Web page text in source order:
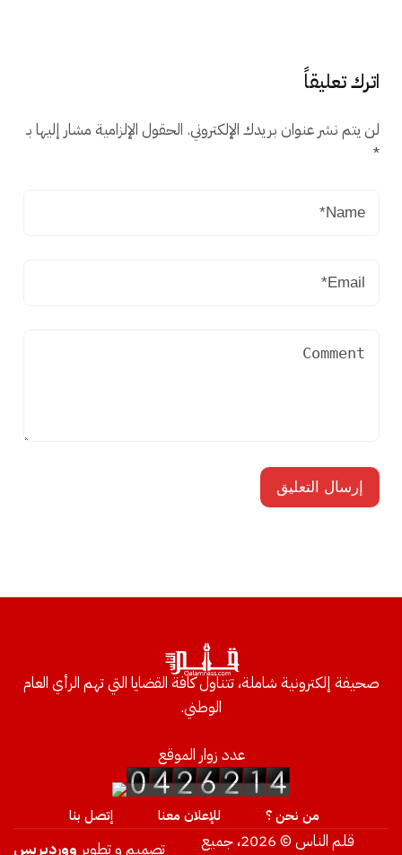
اترك تعليقاً
لن يتم نشر عنوان بريدك الإلكتروني. الحقول الإلزامية مشار إليها بـ
*
صحيفة إلكترونية شاملة، تتناول كافة القضايا التي تهم الرأي العام
الوطني.
عدد زوار الموقع
من نحن ؟ للإعلان معنا إتصل بنا
قلم الناس © 2026، جميع
تصميم و تطوير ووردبريس